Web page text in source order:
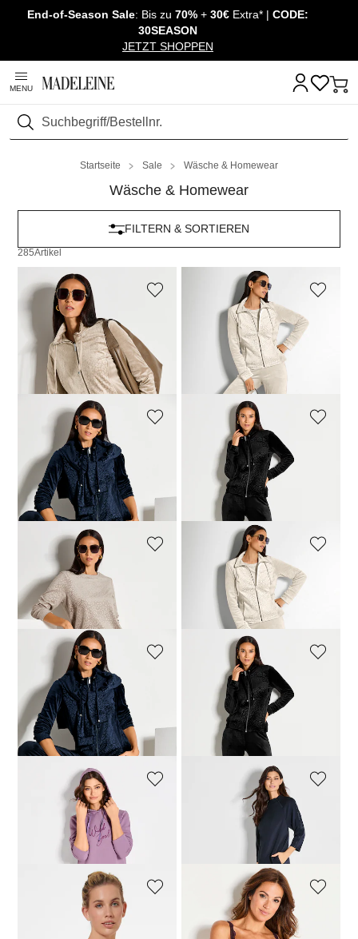
Überspringe Navigation, direkt zum Content
End-of-Season Sale: Bis zu 70% + 30€ Extra* | CODE:
30SEASON
JETZT SHOPPEN
MENU
Suchen
Startseite Sale Wäsche & Homewear
Wäsche & Homewear
285Artikel
FILTERN & SORTIEREN
MADELEINE
69,95 €129,95 €
30-Tage-Bestpreis**: 89,95 € (-22%)
MADELEINE
129,95 €
30-Tage-Bestpreis**: 79,95 €
MADELEINE
69,95 € 129,95 €
30-Tage-Bestpreis**: 79,95 € (-12%)
MADELEINE
129,95 €
30-Tage-Bestpreis**: 89,95 €
MADELEINE
49,95 €99,95 €
MADELEINE
99,95 €
MADELEINE
34,95 €99,95 €
30-Tage-Bestpreis**: 44,95 € (-22%)
MADELEINE
99,95 €
Lässiges Sweatkleid mit Kapuze
89,95 €
BARBARA LEBEK
Sweatkleid mit Raglanärmeln
SASSA
Hüftslip aus femininer Spitze